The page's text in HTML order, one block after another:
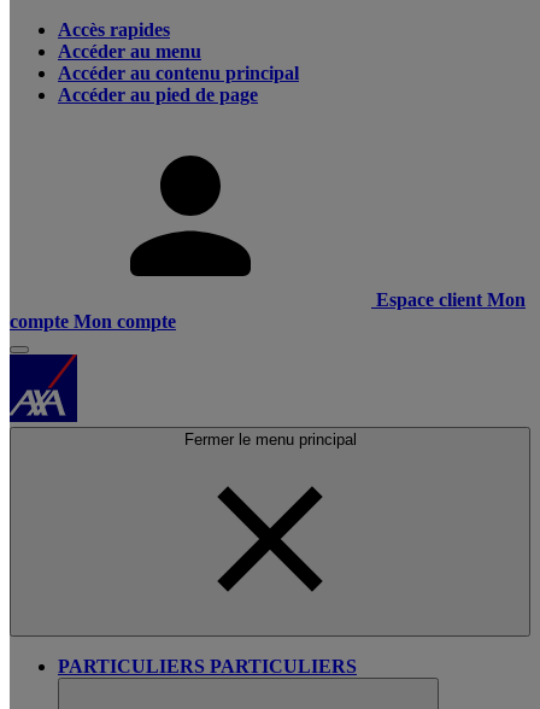
Accès rapides
Accéder au menu
Accéder au contenu principal
Accéder au pied de page
Espace client Mon
compte Mon compte
Fermer le menu principal
PARTICULIERS PARTICULIERS